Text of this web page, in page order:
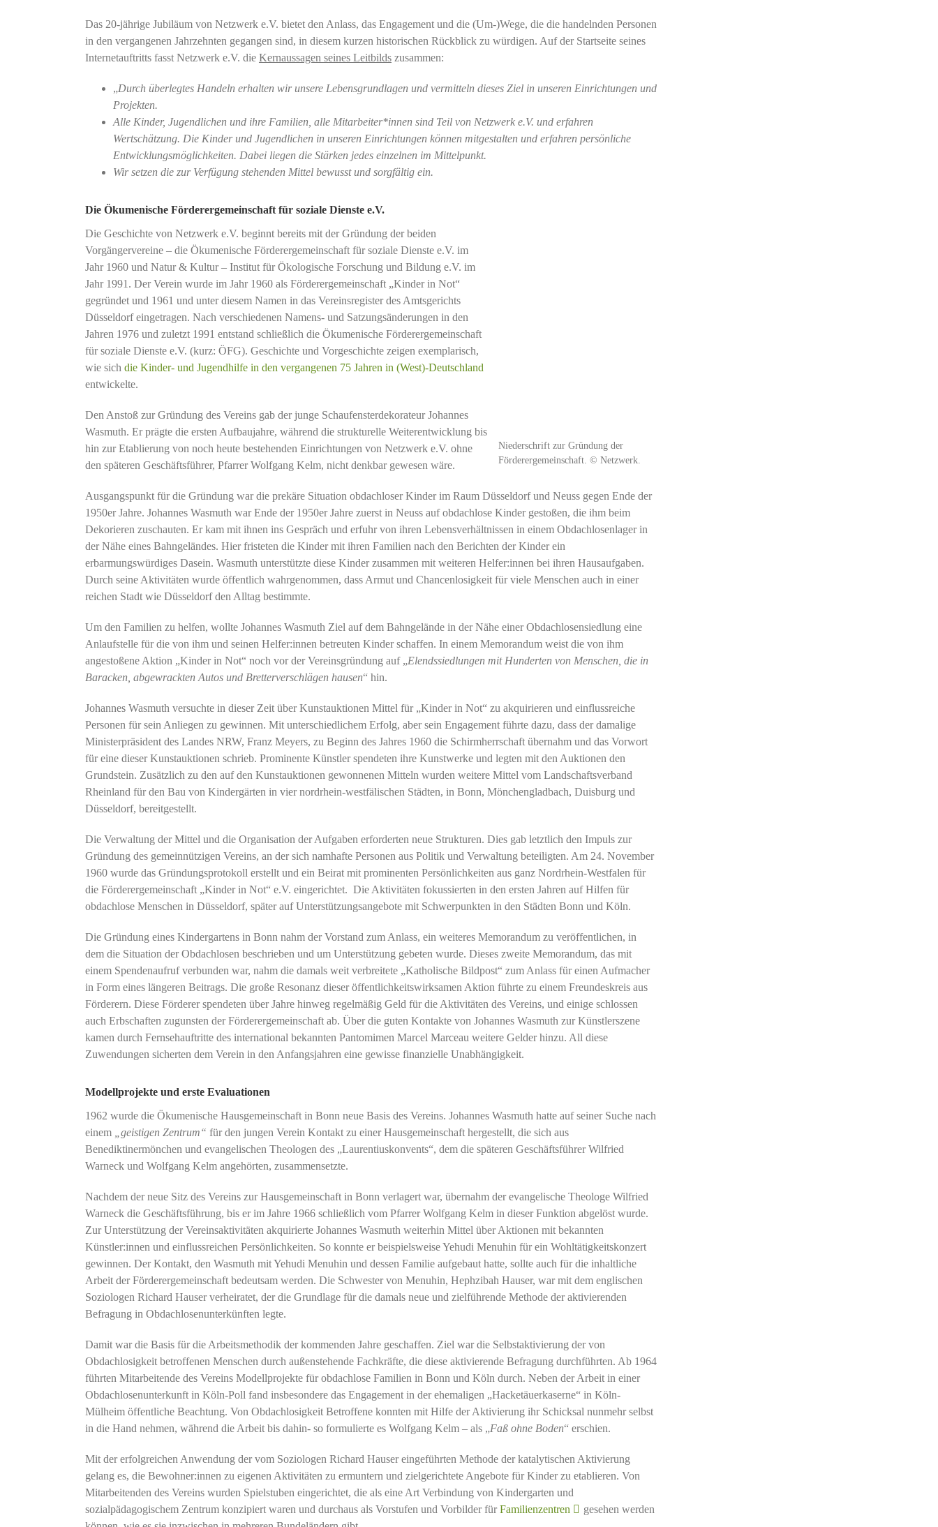
Das 20-jährige Jubiläum von Netzwerk e.V. bietet den Anlass, das Engagement und die (Um-)Wege, die die handelnden Personen
in den vergangenen Jahrzehnten gegangen sind, in diesem kurzen historischen Rückblick zu würdigen. Auf der Startseite seines
Internetauftritts fasst Netzwerk e.V. die Kernaussagen seines Leitbildszusammen:
„Durch überlegtes Handeln erhalten wir unsere Lebensgrundlagen und vermitteln dieses Ziel in unseren Einrichtungen und
Projekten.
Alle Kinder, Jugendlichen und ihre Familien, alle Mitarbeiter*innen sind Teil von Netzwerk e.V. und erfahren
Wertschätzung. Die Kinder und Jugendlichen in unseren Einrichtungen können mitgestalten und erfahren persönliche
Entwicklungsmöglichkeiten. Dabei liegen die Stärken jedes einzelnen im Mittelpunkt.
Wir setzen die zur Verfügung stehenden Mittel bewusst und sorgfältig ein.
Die Ökumenische Förderergemeinschaft für soziale Dienste e.V.
Niederschrift zur Gründung der
Förderergemeinschaft. © Netzwerk.
Die Geschichte von Netzwerk e.V. beginnt bereits mit der Gründung der beiden
Vorgängervereine – die Ökumenische Förderergemeinschaft für soziale Dienste e.V. im
Jahr 1960 und Natur & Kultur – Institut für Ökologische Forschung und Bildung e.V. im
Jahr 1991. Der Verein wurde im Jahr 1960 als Förderergemeinschaft „Kinder in Not“
gegründet und 1961 und unter diesem Namen in das Vereinsregister des Amtsgerichts
Düsseldorf eingetragen. Nach verschiedenen Namens- und Satzungsänderungen in den
Jahren 1976 und zuletzt 1991 entstand schließlich die Ökumenische Förderergemeinschaft
für soziale Dienste e.V. (kurz: ÖFG). Geschichte und Vorgeschichte zeigen exemplarisch,
wie sich die Kinder- und Jugendhilfe in den vergangenen 75 Jahren in (West)-Deutschland
entwickelte.
Den Anstoß zur Gründung des Vereins gab der junge Schaufensterdekorateur Johannes
Wasmuth. Er prägte die ersten Aufbaujahre, während die strukturelle Weiterentwicklung bis
hin zur Etablierung von noch heute bestehenden Einrichtungen von Netzwerk e.V. ohne
den späteren Geschäftsführer, Pfarrer Wolfgang Kelm, nicht denkbar gewesen wäre.
Ausgangspunkt für die Gründung war die prekäre Situation obdachloser Kinder im Raum Düsseldorf und Neuss gegen Ende der
1950er Jahre. Johannes Wasmuth war Ende der 1950er Jahre zuerst in Neuss auf obdachlose Kinder gestoßen, die ihm beim
Dekorieren zuschauten. Er kam mit ihnen ins Gespräch und erfuhr von ihren Lebensverhältnissen in einem Obdachlosenlager in
der Nähe eines Bahngeländes. Hier fristeten die Kinder mit ihren Familien nach den Berichten der Kinder ein
erbarmungswürdiges Dasein. Wasmuth unterstützte diese Kinder zusammen mit weiteren Helfer:innen bei ihren Hausaufgaben.
Durch seine Aktivitäten wurde öffentlich wahrgenommen, dass Armut und Chancenlosigkeit für viele Menschen auch in einer
reichen Stadt wie Düsseldorf den Alltag bestimmte.
Um den Familien zu helfen, wollte Johannes Wasmuth Ziel auf dem Bahngelände in der Nähe einer Obdachlosensiedlung eine
Anlaufstelle für die von ihm und seinen Helfer:innen betreuten Kinder schaffen. In einem Memorandum weist die von ihm
angestoßene Aktion „Kinder in Not“ noch vor der Vereinsgründung auf „Elendssiedlungen mit Hunderten von Menschen, die in
Baracken, abgewrackten Autos und Bretterverschlägen hausen“ hin.
Johannes Wasmuth versuchte in dieser Zeit über Kunstauktionen Mittel für „Kinder in Not“ zu akquirieren und einflussreiche
Personen für sein Anliegen zu gewinnen. Mit unterschiedlichem Erfolg, aber sein Engagement führte dazu, dass der damalige
Ministerpräsident des Landes NRW, Franz Meyers, zu Beginn des Jahres 1960 die Schirmherrschaft übernahm und das Vorwort
für eine dieser Kunstauktionen schrieb. Prominente Künstler spendeten ihre Kunstwerke und legten mit den Auktionen den
Grundstein. Zusätzlich zu den auf den Kunstauktionen gewonnenen Mitteln wurden weitere Mittel vom Landschaftsverband
Rheinland für den Bau von Kindergärten in vier nordrhein-westfälischen Städten, in Bonn, Mönchengladbach, Duisburg und
Düsseldorf, bereitgestellt.
Die Verwaltung der Mittel und die Organisation der Aufgaben erforderten neue Strukturen. Dies gab letztlich den Impuls zur
Gründung des gemeinnützigen Vereins, an der sich namhafte Personen aus Politik und Verwaltung beteiligten. Am 24. November
1960 wurde das Gründungsprotokoll erstellt und ein Beirat mit prominenten Persönlichkeiten aus ganz Nordrhein-Westfalen für
die Förderergemeinschaft „Kinder in Not“ e.V. eingerichtet. Die Aktivitäten fokussierten in den ersten Jahren auf Hilfen für
obdachlose Menschen in Düsseldorf, später auf Unterstützungsangebote mit Schwerpunkten in den Städten Bonn und Köln.
Die Gründung eines Kindergartens in Bonn nahm der Vorstand zum Anlass, ein weiteres Memorandum zu veröffentlichen, in
dem die Situation der Obdachlosen beschrieben und um Unterstützung gebeten wurde. Dieses zweite Memorandum, das mit
einem Spendenaufruf verbunden war, nahm die damals weit verbreitete „Katholische Bildpost“ zum Anlass für einen Aufmacher
in Form eines längeren Beitrags. Die große Resonanz dieser öffentlichkeitswirksamen Aktion führte zu einem Freundeskreis aus
Förderern. Diese Förderer spendeten über Jahre hinweg regelmäßig Geld für die Aktivitäten des Vereins, und einige schlossen
auch Erbschaften zugunsten der Förderergemeinschaft ab. Über die guten Kontakte von Johannes Wasmuth zur Künstlerszene
kamen durch Fernsehauftritte des international bekannten Pantomimen Marcel Marceau weitere Gelder hinzu. All diese
Zuwendungen sicherten dem Verein in den Anfangsjahren eine gewisse finanzielle Unabhängigkeit.
Modellprojekte und erste Evaluationen
1962 wurde die Ökumenische Hausgemeinschaft in Bonn neue Basis des Vereins. Johannes Wasmuth hatte auf seiner Suche nach
einem
„geistigen Zentrum“ für den jungen Verein Kontakt zu einer Hausgemeinschaft hergestellt, die sich aus
Benediktinermönchen und evangelischen Theologen des „Laurentiuskonvents“, dem die späteren Geschäftsführer Wilfried
Warneck und Wolfgang Kelm angehörten, zusammensetzte.
Nachdem der neue Sitz des Vereins zur Hausgemeinschaft in Bonn verlagert war, übernahm der evangelische Theologe Wilfried
Warneck die Geschäftsführung, bis er im Jahre 1966 schließlich vom Pfarrer Wolfgang Kelm in dieser Funktion abgelöst wurde.
Zur Unterstützung der Vereinsaktivitäten akquirierte Johannes Wasmuth weiterhin Mittel über Aktionen mit bekannten
Künstler:innen und einflussreichen Persönlichkeiten. So konnte er beispielsweise Yehudi Menuhin für ein Wohltätigkeitskonzert
gewinnen. Der Kontakt, den Wasmuth mit Yehudi Menuhin und dessen Familie aufgebaut hatte, sollte auch für die inhaltliche
Arbeit der Förderergemeinschaft bedeutsam werden. Die Schwester von Menuhin, Hephzibah Hauser, war mit dem englischen
Soziologen Richard Hauser verheiratet, der die Grundlage für die damals neue und zielführende Methode der aktivierenden
Befragung in Obdachlosenunterkünften legte.
Damit war die Basis für die Arbeitsmethodik der kommenden Jahre geschaffen. Ziel war die Selbstaktivierung der von
Obdachlosigkeit betroffenen Menschen durch außenstehende Fachkräfte, die diese aktivierende Befragung durchführten. Ab 1964
führten Mitarbeitende des Vereins Modellprojekte für obdachlose Familien in Bonn und Köln durch. Neben der Arbeit in einer
Obdachlosenunterkunft in Köln-Poll fand insbesondere das Engagement in der ehemaligen „Hacketäuerkaserne“ in Köln-
Mülheim öffentliche Beachtung. Von Obdachlosigkeit Betroffene konnten mit Hilfe der Aktivierung ihr Schicksal nunmehr selbst
in die Hand nehmen, während die Arbeit bis dahin- so formulierte es Wolfgang Kelm – als „Faß ohne Boden“ erschien.
Mit der erfolgreichen Anwendung der vom Soziologen Richard Hauser eingeführten Methode der katalytischen Aktivierung
gelang es, die Bewohner:innen zu eigenen Aktivitäten zu ermuntern und zielgerichtete Angebote für Kinder zu etablieren. Von
Mitarbeitenden des Vereins wurden Spielstuben eingerichtet, die als eine Art Verbindung von Kindergarten und
sozialpädagogischem Zentrum konzipiert waren und durchaus als Vorstufen und Vorbilder fürFamilienzentren
gesehen werden